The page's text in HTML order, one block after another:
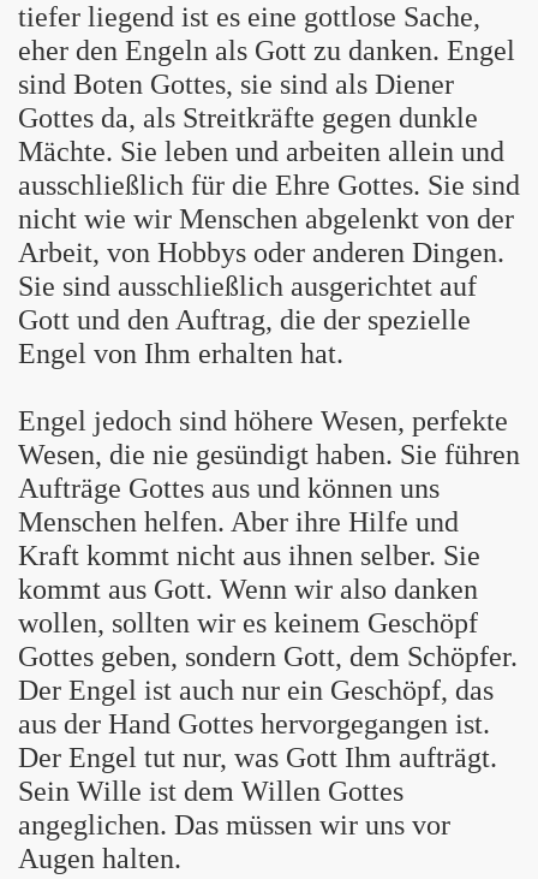
tiefer liegend ist es eine gottlose Sache,
eher den Engeln als Gott zu danken. Engel
sind Boten Gottes, sie sind als Diener
Gottes da, als Streitkräfte gegen dunkle
Mächte. Sie leben und arbeiten allein und
ausschließlich für die Ehre Gottes. Sie sind
nicht wie wir Menschen abgelenkt von der
Arbeit, von Hobbys oder anderen Dingen.
Sie sind ausschließlich ausgerichtet auf
Gott und den Auftrag, die der spezielle
Engel von Ihm erhalten hat.
Engel jedoch sind höhere Wesen, perfekte
Wesen, die nie gesündigt haben. Sie führen
Aufträge Gottes aus und können uns
Menschen helfen. Aber ihre Hilfe und
Kraft kommt nicht aus ihnen selber. Sie
kommt aus Gott. Wenn wir also danken
wollen, sollten wir es keinem Geschöpf
Gottes geben, sondern Gott, dem Schöpfer.
Der Engel ist auch nur ein Geschöpf, das
aus der Hand Gottes hervorgegangen ist.
Der Engel tut nur, was Gott Ihm aufträgt.
Sein Wille ist dem Willen Gottes
angeglichen. Das müssen wir uns vor
Augen halten.